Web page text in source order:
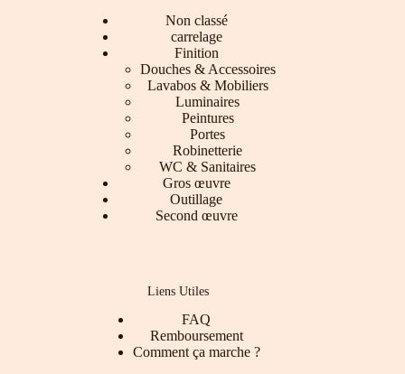
Non classé
carrelage
Finition
Douches & Accessoires
Lavabos & Mobiliers
Luminaires
Peintures
Portes
Robinetterie
WC & Sanitaires
Gros œuvre
Outillage
Second œuvre
Liens Utiles
FAQ
Remboursement
Comment ça marche ?